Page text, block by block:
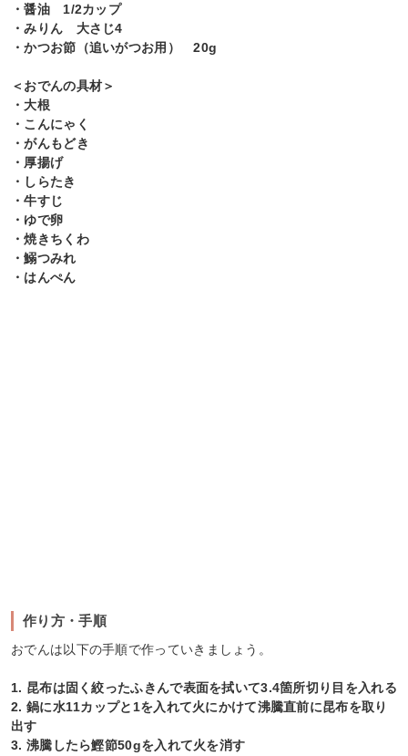
・醤油 1/2カップ
・みりん 大さじ4
・かつお節（追いがつお用） 20g
＜おでんの具材＞
・大根
・こんにゃく
・がんもどき
・厚揚げ
・しらたき
・牛すじ
・ゆで卵
・焼きちくわ
・鰯つみれ
・はんぺん
作り方・手順
おでんは以下の手順で作っていきましょう。
1. 昆布は固く絞ったふきんで表面を拭いて3.4箇所切り目を入れる
2. 鍋に水11カップと1を入れて火にかけて沸騰直前に昆布を取り
出す
3. 沸騰したら鰹節50gを入れて火を消す